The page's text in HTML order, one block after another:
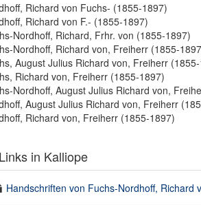
Richard von Fuchs- (1855-1897)
Richard von F.- (1855-1897)
Nordhoff, Richard, Frhr. von (1855-1897)
Nordhoff, Richard von, Freiherr (1855-
August Julius Richard von, Freiherr
Richard von, Freiherr (1855-1897)
Nordhoff, August Julius Richard von,
August Julius Richard von, Freiherr
Richard von, Freiherr (1855-1897)
Links in Kalliope
Handschriften von Fuchs-Nordhoff, Richard